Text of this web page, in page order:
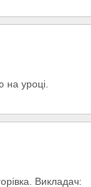
на уроці.
Викладач: